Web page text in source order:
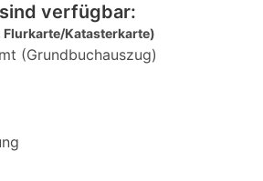
verfügbar:
Flurkarte/Katasterkarte)
(Grundbuchauszug)